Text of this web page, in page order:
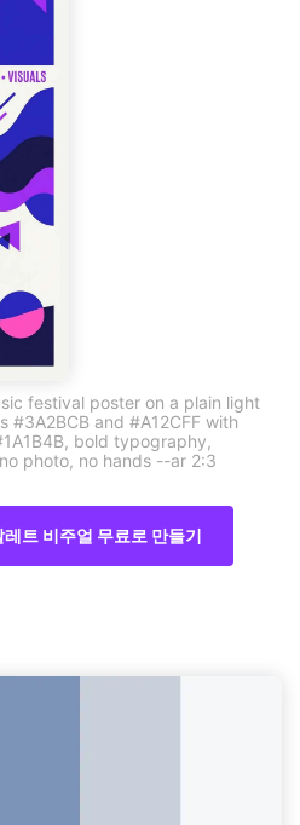
festival poster on a plain light
#3A2BCB and #A12CFF with
bold typography,
photo, no hands --ar 2:3
트 비주얼 무료로 만들기